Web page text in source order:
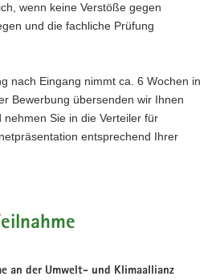
wenn keine Verstöße gegen
und die fachliche Prüfung
nach Eingang nimmt ca. 6 Wochen in
Bewerbung übersenden wir Ihnen
Sie in die Verteiler für
entsprechend Ihrer
an der Umwelt- und Klimaallianz